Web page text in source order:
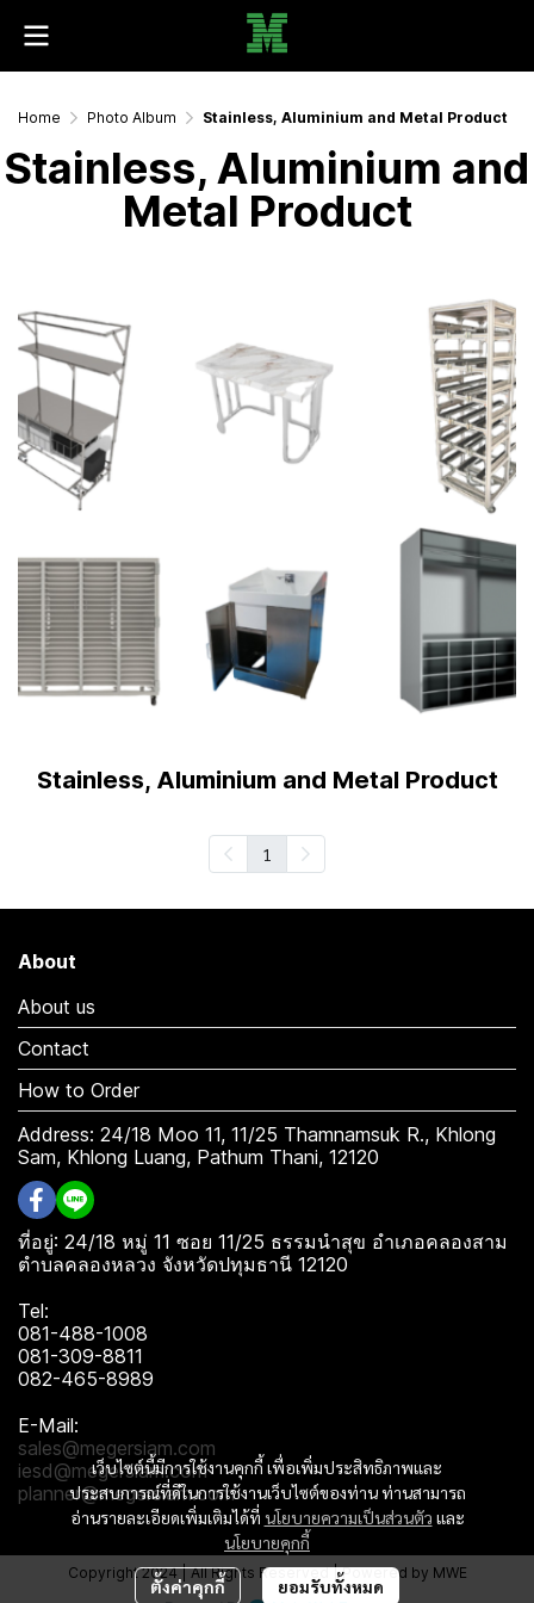
Home Photo Album Stainless, Aluminium and Metal Product
Stainless, Aluminium and
Metal Product
Stainless, Aluminium and Metal Product
1
เว็บไซต์นี้มีการใช้งานคุกกี้ เพื่อเพิ่มประสิทธิภาพและ
ประสบการณ์ที่ดีในการใช้งานเว็บไซต์ของท่าน ท่านสามารถ
อ่านรายละเอียดเพิ่มเติมได้ที่ นโยบายความเป็นส่วนตัว และ
นโยบายคุกกี้
ตั้งค่าคุกกี้ ยอมรับทั้งหมด
About
About us
Contact
How to Order
Address: 24/18 Moo 11, 11/25 Thamnamsuk R., Khlong
Sam, Khlong Luang, Pathum Thani, 12120
ที่อยู่: 24/18 หมู่ 11 ซอย 11/25 ธรรมนำสุข อำเภอคลองสาม
ตำบลคลองหลวง จังหวัดปทุมธานี 12120
Tel:
081-488-1008
081-309-8811
082-465-8989
E-Mail:
sales@megersiam.com
iesd@megersiam.com
planner@megersiam.com
Copyright 2024 | All Rights Reserved | Powered by MWE